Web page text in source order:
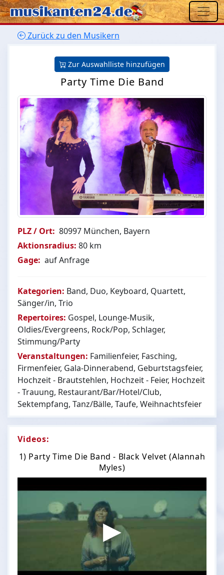
Zurück zu den Musikern
Zur Auswahlliste hinzufügen
Party Time Die Band
PLZ / Ort: 80997 München, Bayern
Aktionsradius: 80 km
Gage: auf Anfrage
Kategorien: Band, Duo, Keyboard, Quartett,
Sänger/in, Trio
Repertoires: Gospel, Lounge-Musik,
Oldies/Evergreens, Rock/Pop, Schlager,
Stimmung/Party
Veranstaltungen: Familienfeier, Fasching,
Firmenfeier, Gala-Dinnerabend, Geburtstagsfeier,
Hochzeit - Brautstehlen, Hochzeit - Feier, Hochzeit
- Trauung, Restaurant/Bar/Hotel/Club,
Sektempfang, Tanz/Bälle, Taufe, Weihnachtsfeier
Videos:
1) Party Time Die Band - Black Velvet (Alannah
Myles)